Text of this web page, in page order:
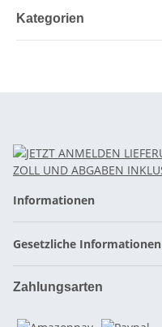
Kategorien
Informationen
Gesetzliche Informationen
Zahlungsarten